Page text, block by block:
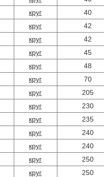
круг
40
круг
42
круг
42
круг
45
круг
48
круг
70
круг
205
круг
230
круг
235
круг
240
круг
240
круг
250
круг
250